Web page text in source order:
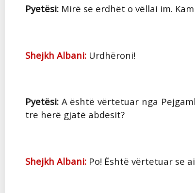
Pyetësi: Mirë se erdhët o vëllai im.
Shejkh Albani: Urdhëroni!
Pyetësi: A është vërtetuar nga
tre herë gjatë abdesit?
Shejkh Albani: Po! Është vërtetuar se